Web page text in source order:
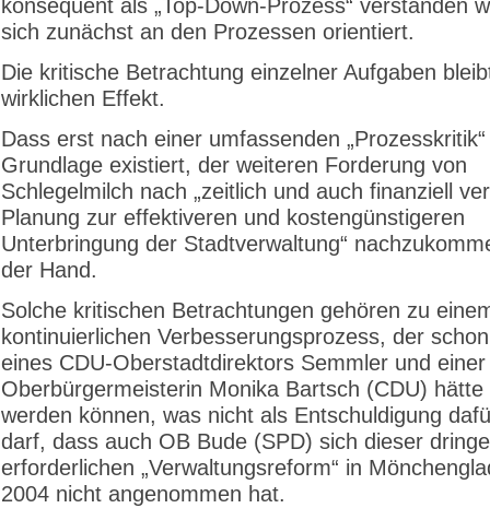
sich zunächst an den Prozessen orientiert.
Die kritische Betrachtung einzelner Aufgaben
wirklichen Effekt.
Dass erst nach einer umfassenden
Grundlage existiert, der weiteren Forderung von
Schlegelmilch nach „zeitlich und auch finanziell
Planung zur effektiveren und kostengünstigeren
Unterbringung der Stadtverwaltung“
der Hand.
Solche kritischen Betrachtungen gehören zu
kontinuierlichen Verbesserungsprozess, der
eines CDU-Oberstadtdirektors Semmler und einer
Oberbürgermeisterin Monika Bartsch (CDU) hätte
werden können, was nicht als Entschuldigung
darf, dass auch OB Bude (SPD) sich dieser
erforderlichen „Verwaltungsreform“ in
2004 nicht angenommen hat.